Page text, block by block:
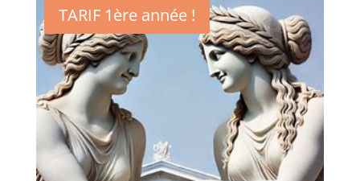
TARIF 1ère année !